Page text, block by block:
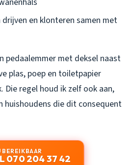
en klonteren samen met
pedaalemmer met deksel naast
plas, poep en toiletpapier
Die regel houd ik zelf ook aan,
huishoudens die dit consequent
BEREIKBAAR
070 204 37 42